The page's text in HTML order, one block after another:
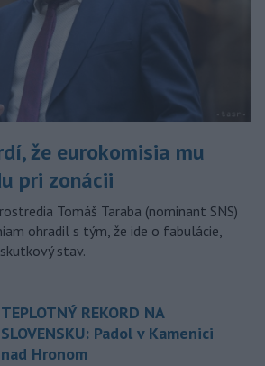
že eurokomisia mu
pri zonácii
Tomáš Taraba (nominant SNS)
ohradil s tým, že ide o fabulácie,
stav.
TEPLOTNÝ REKORD NA
SLOVENSKU: Padol v Kamenici
nad Hronom